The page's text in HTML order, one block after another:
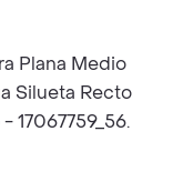
Plana Medio
Silueta Recto
17067759_56.